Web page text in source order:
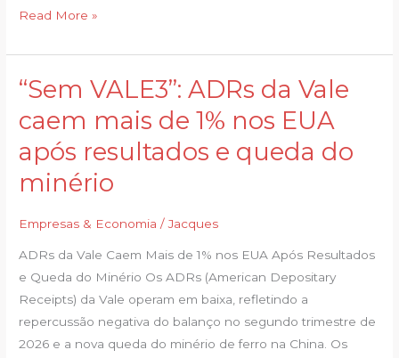
Read More »
“Sem VALE3”: ADRs da Vale
caem mais de 1% nos EUA
após resultados e queda do
minério
Empresas & Economia /Jacques
ADRs da Vale Caem Mais de 1% nos EUA Após Resultados
e Queda do Minério Os ADRs (American Depositary
Receipts) da Vale operam em baixa, refletindo a
repercussão negativa do balanço no segundo trimestre de
2026 e a nova queda do minério de ferro na China. Os
“Sem
ADRs
da
caem
mais
1%
nos
EUA
após
resultados